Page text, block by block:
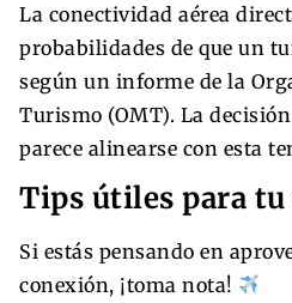
La conectividad aérea
probabilidades de que un
según un informe de la
Turismo (OMT). La
parece alinearse con esta
Tips útiles para tu
Si estás pensando en
conexión, ¡toma nota!